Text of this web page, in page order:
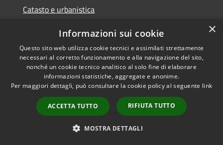
Catasto e urbanistica
Educazione e formazione
Giustizia e sicurezza pubblica
Tributi,finanze e contravvenzioni
×
Informazioni sui cookie
Questo sito web utilizza cookie tecnici e assimilati strettamente
necessari al corretto funzionamento e alla navigazione del sito,
nonché un cookie tecnico analitico al solo fine di elaborare
informazioni statistiche, aggregate e anonime.
Per maggiori dettagli, può consultare la cookie policy al seguente link
ACCETTA TUTTO RIFIUTA TUTTO
MOSTRA DETTAGLI